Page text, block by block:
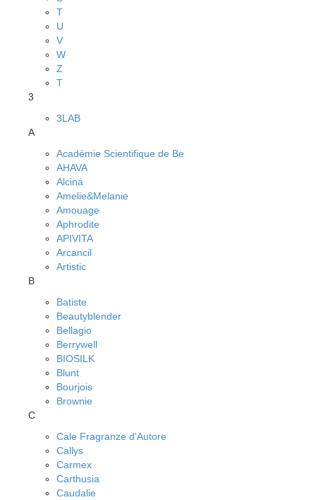
T
U
V
W
Z
Т
3
3LAB
A
Académie Scientifique de Be
AHAVA
Alcina
Amelie&Melanie
Amouage
Aphrodite
APIVITA
Arcancil
Artistic
B
Batiste
Beautyblender
Bellagio
Berrywell
BIOSILK
Blunt
Bourjois
Brownie
C
Cale Fragranze d'Autore
Callys
Carmex
Carthusia
Caudalie